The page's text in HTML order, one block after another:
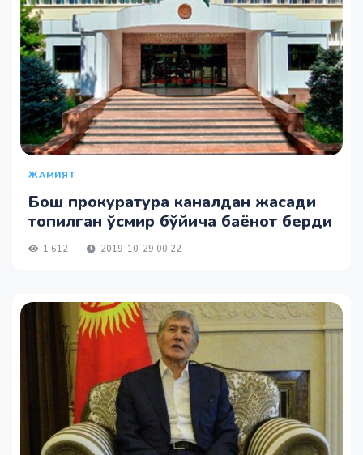
ЖАМИЯТ
Бош прокуратура каналдан жасади
топилган ўсмир бўйича баёнот берди
1 612 2019-10-29 00:22